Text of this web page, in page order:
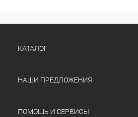
КАТАЛОГ
НАШИ ПРЕДЛОЖЕНИЯ
ПОМОЩЬ И СЕРВИСЫ